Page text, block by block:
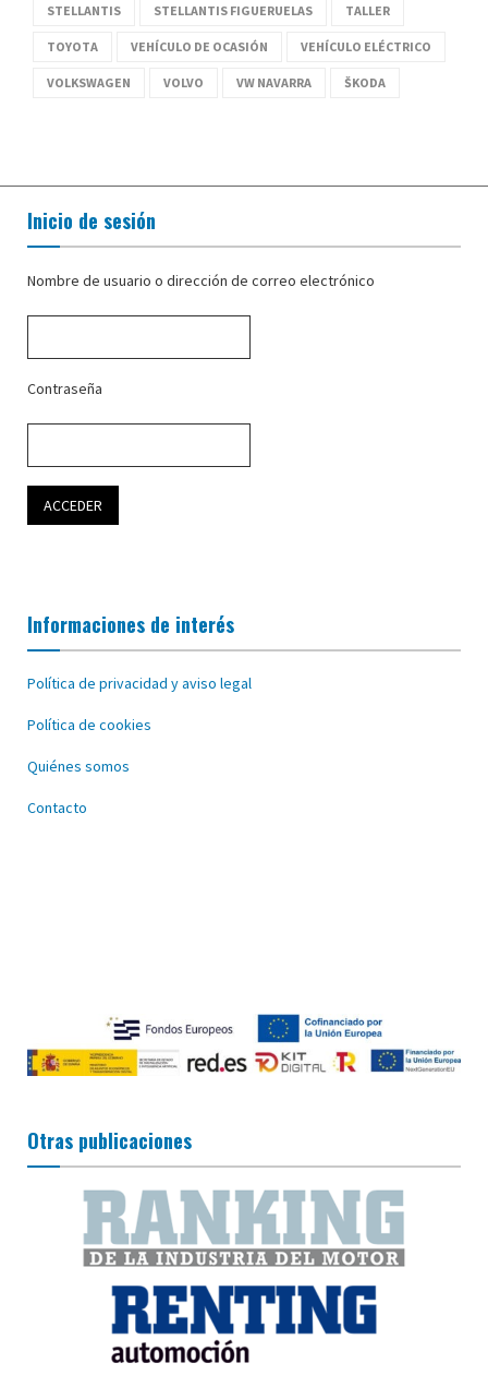
STELLANTIS STELLANTIS FIGUERUELAS TALLER
TOYOTA VEHÍCULO DE OCASIÓN VEHÍCULO ELÉCTRICO
VOLKSWAGEN VOLVO VW NAVARRA ŠKODA
Inicio de sesión
Nombre de usuario o dirección de correo electrónico
Contraseña
Informaciones de interés
Política de privacidad y aviso legal
Política de cookies
Quiénes somos
Contacto
Otras publicaciones